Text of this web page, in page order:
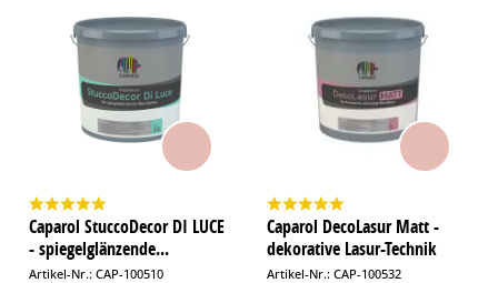
Caparol StuccoDecor DI LUCE
- spiegelglänzende...
Artikel-Nr.: CAP-100510
Caparol DecoLasur Matt -
dekorative Lasur-Technik
Artikel-Nr.: CAP-100532